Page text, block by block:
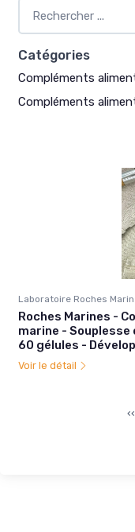
Catégories
Compléments
Compléments
Laboratoire Roches
Roches Marines -
marine - Souplesse
60 gélules -
Voir le détail
‹‹